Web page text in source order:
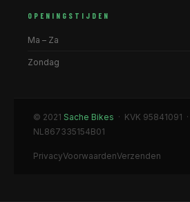
OPENINGSTIJDEN
Ma – Za
Zondag
© 2021 Sache Bikes · KVK 95841091
NL867335154B01
PrivacyVoorwaardenVerzenden